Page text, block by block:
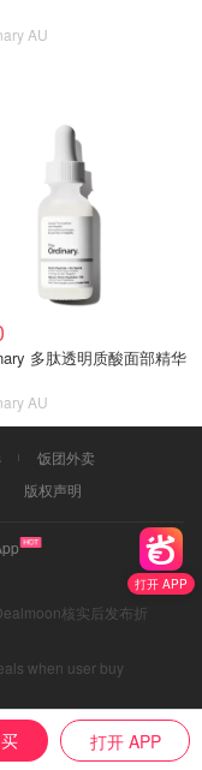
打开 APP
打开 APP
AU
多肽透明质酸面部精华
AU
饭团外卖
版权声明
核实后发布折
when user buy